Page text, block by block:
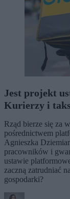
Jest projekt
Kurierzy i
Rząd bierze się za
pośrednictwem
Agnieszka
pracowników i
ustawie
zaczną zatrudniać
gospodarki?